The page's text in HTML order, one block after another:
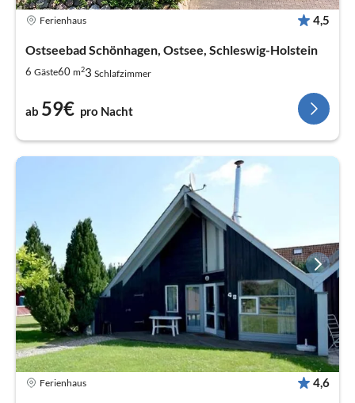
Ferienhaus 4,5
Ostseebad Schönhagen, Ostsee, Schleswig-Holstein
6 Gäste60 m23 Schlafzimmer
ab 59€ pro Nacht
Ferienhaus 4,6